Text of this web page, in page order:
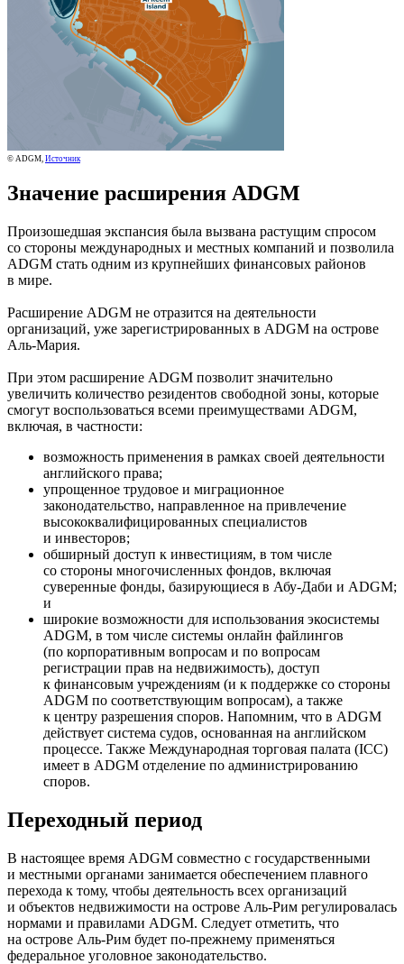
© ADGM, Источник
Значение расширения ADGM
Произошедшая экспансия была вызвана растущим спросом
со стороны международных и местных компаний и позволила
ADGM стать одним из крупнейших финансовых районов
в мире.
Расширение ADGM не отразится на деятельности
организаций, уже зарегистрированных в ADGM на острове
Аль-Мария.
При этом расширение ADGM позволит значительно
увеличить количество резидентов свободной зоны, которые
смогут воспользоваться всеми преимуществами ADGM,
включая, в частности:
возможность применения в рамках своей деятельности
английского права;
упрощенное трудовое и миграционное
законодательство, направленное на привлечение
высококвалифицированных специалистов
и инвесторов;
обширный доступ к инвестициям, в том числе
со стороны многочисленных фондов, включая
суверенные фонды, базирующиеся в Абу-Даби и ADGM;
и
широкие возможности для использования экосистемы
ADGM, в том числе системы онлайн файлингов
(по корпоративным вопросам и по вопросам
регистрации прав на недвижимость), доступ
к финансовым учреждениям (и к поддержке со стороны
ADGM по соответствующим вопросам), а также
к центру разрешения споров. Напомним, что в ADGM
действует система судов, основанная на английском
процессе. Также Международная торговая палата (ICC)
имеет в ADGM отделение по администрированию
споров.
Переходный период
В настоящее время ADGM совместно с государственными
и местными органами занимается обеспечением плавного
перехода к тому, чтобы деятельность всех организаций
и объектов недвижимости на острове Аль-Рим регулировалась
нормами и правилами ADGM. Следует отметить, что
на острове Аль-Рим будет по-прежнему применяться
федеральное уголовное законодательство.